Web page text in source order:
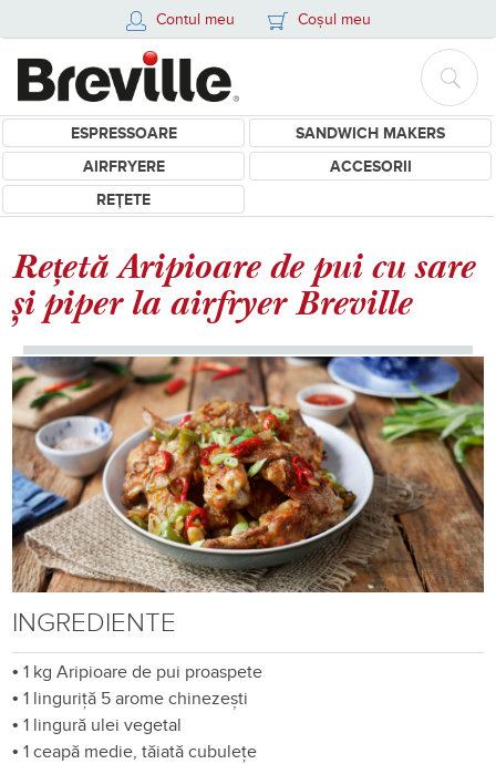
Contul meu Coșul meu
ESPRESSOARE
SANDWICH MAKERS
AIRFRYERE
ACCESORII
REȚETE
Rețetă Aripioare de pui cu sare
și piper la airfryer Breville
INGREDIENTE
•1 kg Aripioare de pui proaspete
•1 linguriță 5 arome chinezești
•1 lingură ulei vegetal
•1 ceapă medie, tăiată cubulețe